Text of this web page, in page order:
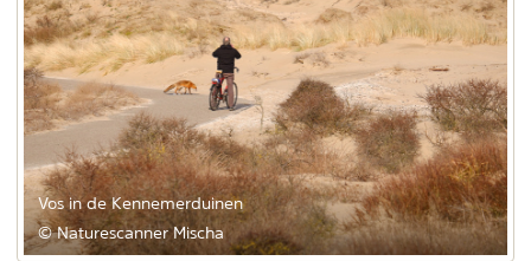
Vos in de Kennemerduinen
© Naturescanner Mischa